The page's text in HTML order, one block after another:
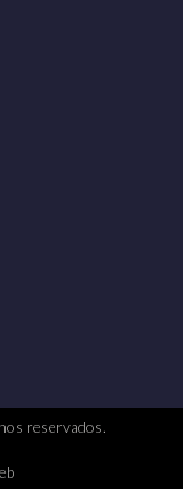
reservados.